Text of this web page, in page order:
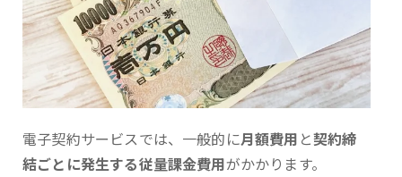
電子契約サービスでは、一般的に月額費用 と契約締
結ごとに発生する従量課金費用がかかります。